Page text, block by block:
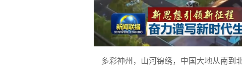
多彩神州，山河锦绣，中国大地从南到北